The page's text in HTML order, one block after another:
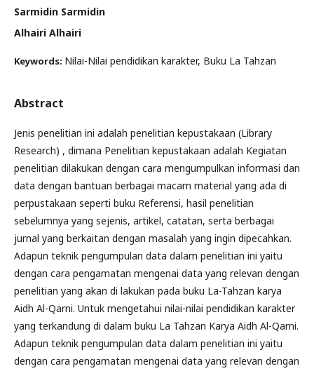
Sarmidin Sarmidin
Alhairi Alhairi
Keywords: Nilai-Nilai pendidikan karakter, Buku La Tahzan
Abstract
Jenis penelitian ini adalah penelitian kepustakaan (Library
Research) , dimana Penelitian kepustakaan adalah Kegiatan
penelitian dilakukan dengan cara mengumpulkan informasi dan
data dengan bantuan berbagai macam material yang ada di
perpustakaan seperti buku Referensi, hasil penelitian
sebelumnya yang sejenis, artikel, catatan, serta berbagai
jurnal yang berkaitan dengan masalah yang ingin dipecahkan.
Adapun teknik pengumpulan data dalam penelitian ini yaitu
dengan cara pengamatan mengenai data yang relevan dengan
penelitian yang akan di lakukan pada buku La-Tahzan karya
Aidh Al-Qarni. Untuk mengetahui nilai-nilai pendidikan karakter
yang terkandung di dalam buku La Tahzan Karya Aidh Al-Qarni.
Adapun teknik pengumpulan data dalam penelitian ini yaitu
dengan cara pengamatan mengenai data yang relevan dengan